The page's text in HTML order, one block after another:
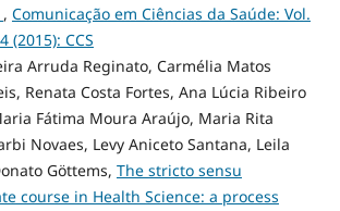
, Comunicação em Ciências da Saúde: Vol.
(2015): CCS
Arruda Reginato, Carmélia Matos
Renata Costa Fortes, Ana Lúcia Ribeiro
Fátima Moura Araújo, Maria Rita
Novaes, Levy Aniceto Santana, Leila
Göttems, The stricto sensu
course in Health Science: a process